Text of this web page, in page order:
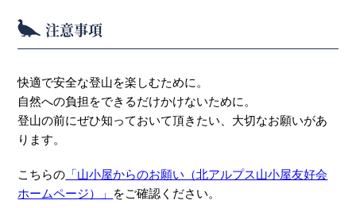
注意事項
快適で安全な登山を楽しむために。
自然への負担をできるだけかけないために。
登山の前にぜひ知っておいて頂きたい、大切なお願いがあ
ります。
こちらの 「山小屋からのお願い（北アルプス山小屋友好会
ホームページ）」 をご確認ください。